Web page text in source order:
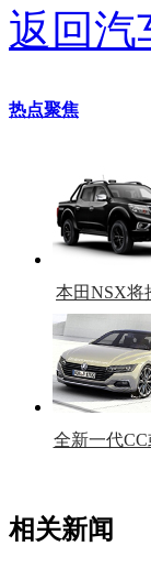
返回汽
热点聚焦
本田NSX将
车型
全新一代
相关新闻